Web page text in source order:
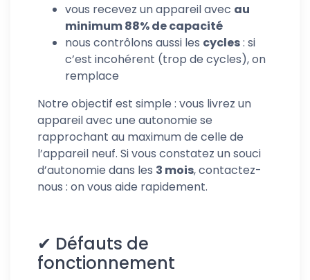
vous recevez un appareil avec au
minimum 88% de capacité
nous contrôlons aussi les cycles: si
c’est incohérent (trop de cycles), on
remplace
Notre objectif est simple : vous livrez un
appareil avec une autonomie se
rapprochant au maximum de celle de
l’appareil neuf. Si vous constatez un souci
d’autonomie dans les 3 mois, contactez-
nous : on vous aide rapidement.
✔ Défauts de
fonctionnement